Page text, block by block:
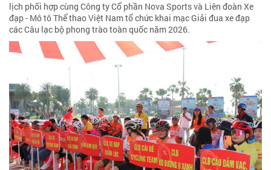
lịch phối hợp cùng Công ty Cổ phần Nova Sports và Liên đoàn Xe
đạp - Mô tô Thể thao Việt Nam tổ chức khai mạc Giải đua xe đạp
các Câu lạc bộ phong trào toàn quốc năm 2026.